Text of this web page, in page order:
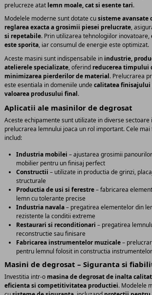
prelucreze atat lemn moale, cat si esente tari.
Modelele moderne sunt dotate cusisteme avansate
reglarea exacta a grosimii piesei prelucrate,
si repetabile. Prin utilizarea tehnologiilor inovatoare,
este sporita, iar consumul de energie este optimizat.
Aceste masini sunt indispensabile in industrie,
atelierele specializate, oferind reducerea timpului
minimizarea pierderilor de material. Prelucrarea
este esentiala in domeniile undecalitatea
valoarea produsului final.
Aplicatii ale masinilor de degrosat
Aceste echipamente sunt utilizate in diverse sectoare
prelucrarea lemnului joaca un rol important. Cele
includ:
Industria mobilei – ajustarea grosimii
mobilier pentru un finisaj perfect
Constructii – utilizate in productia de grinzi,
structurale
Productia de usi si ferestre– fabricarea
lemn cu tolerante precise
Industria navala– pregatirea elementelor din
rezistente la conditii extreme
Restaurari si reconditionari – pregatirea
reconstructie sau finisare
Fabricarea instrumentelor muzicale–
pentru lemnul folosit in constructia instrumentelor
Masini de degrosat – Siguranta si
Investitia intr-o masina de degrosat de inalta
eficienta si competitivitatea productiei. Modelele